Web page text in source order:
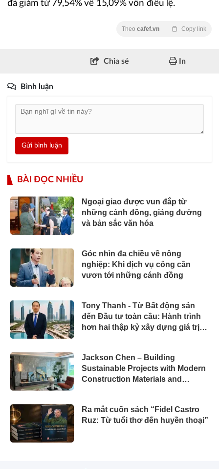
đã giảm từ 79,54% về 15,09% vốn điều lệ.
Theo cafef.vn Copy link
Chia sẻ In
Bình luận
Gửi bình luận
BÀI ĐỌC NHIỀU
Ngoại giao được vun đắp từ
những cánh đồng, giảng đường
và bản sắc văn hóa
Góc nhìn đa chiều về nông
nghiệp: Khi dịch vụ công cần
vươn tới những cánh đồng
Tony Thanh - Từ Bất động sản
đến Đầu tư toàn cầu: Hành trình
hơn hai thập kỷ xây dựng giá trị
Jackson Chen – Building
Sustainable Projects with Modern
Construction Materials and
Ra mắt cuốn sách “Fidel Castro
Ruz: Từ tuổi thơ đến huyền thoại”